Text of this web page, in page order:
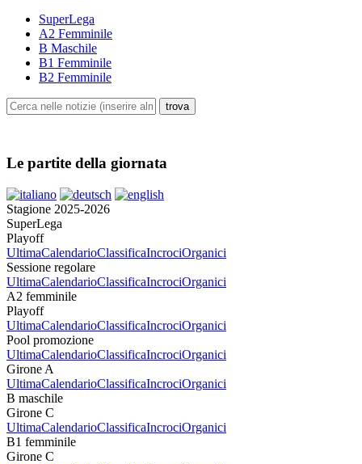
SuperLega
A2 Femminile
B Maschile
B1 Femminile
B2 Femminile
Le partite della giornata
Stagione 2025-2026
SuperLega
Playoff
UltimaCalendarioClassificaIncrociOrganici
Sessione regolare
UltimaCalendarioClassificaIncrociOrganici
A2 femminile
Playoff
UltimaCalendarioClassificaIncrociOrganici
Pool promozione
UltimaCalendarioClassificaIncrociOrganici
Girone A
UltimaCalendarioClassificaIncrociOrganici
B maschile
Girone C
UltimaCalendarioClassificaIncrociOrganici
B1 femminile
Girone C